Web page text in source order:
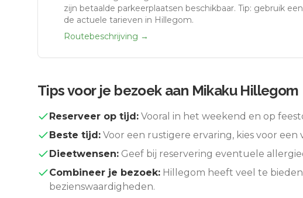
zijn betaalde parkeerplaatsen beschikbaar. Tip: gebruik
de actuele tarieven in Hillegom.
Routebeschrijving →
Tips voor je bezoek aan Mikaku Hillegom
Reserveer op tijd: Vooral in het weekend en op
Beste tijd: Voor een rustigere ervaring, kies voor een
Dieetwensen: Geef bij reservering eventuele
Combineer je bezoek: Hillegom heeft veel te
bezienswaardigheden.